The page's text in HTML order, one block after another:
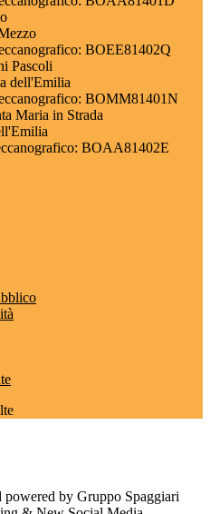
BOEE81402Q
Pascoli
dell'Emilia
BOMM81401N
Maria in Strada
BOAA81402E
by Gruppo Spaggiari